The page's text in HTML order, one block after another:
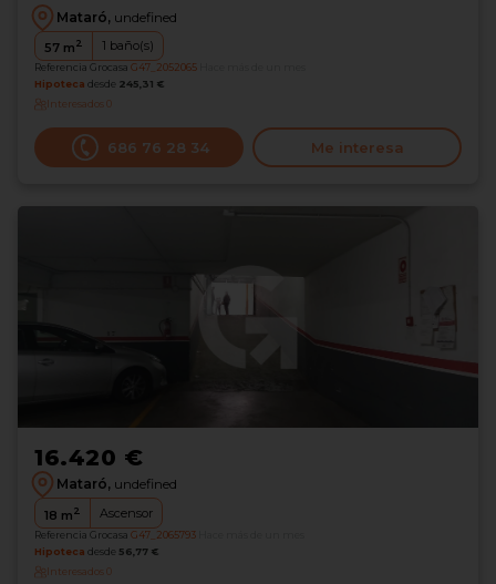
Mataró, undefined
57 m2 1 baño(s)
Referencia Grocasa G47_2052065
Hipoteca desde 245,31 €
Interesados0
686 76 28 34 Me interesa
16.420 €
Mataró, undefined
18 m2 Ascensor
Referencia Grocasa G47_2065793
Hipoteca desde 56,77 €
Interesados0